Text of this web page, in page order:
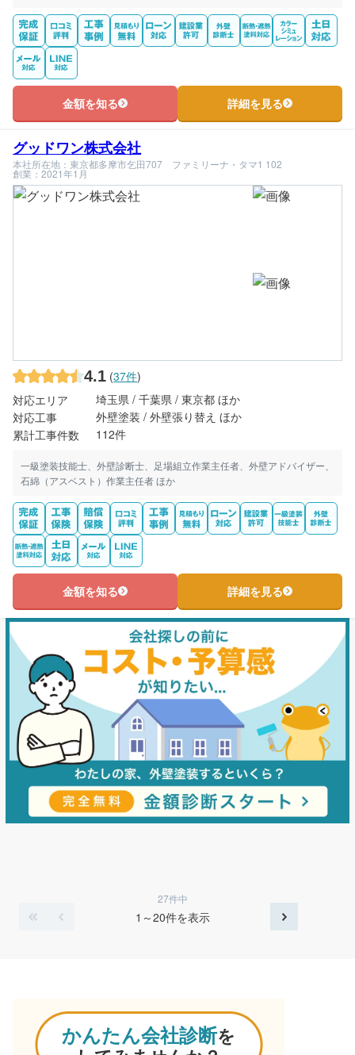
金額を知る 詳細を見る
グッドワン株式会社
本社所在地：東京都多摩市乞田707 ファミリーナ・タマ1 102
創業：2021年1月
4.1 (37件)
対応エリア
埼玉県 / 千葉県 / 東京都 ほか
対応工事
外壁塗装 / 外壁張り替え ほか
累計工事件数
112件
一級塗装技能士、外壁診断士、足場組立作業主任者、外壁アドバイザー、
石綿（アスベスト）作業主任者 ほか
金額を知る 詳細を見る
27件中
1～20件を表示
かんたん会社診断を